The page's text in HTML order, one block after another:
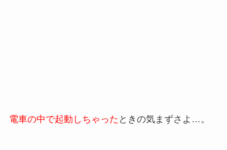
電車の中で起動しちゃった ときの気まずさよ…。